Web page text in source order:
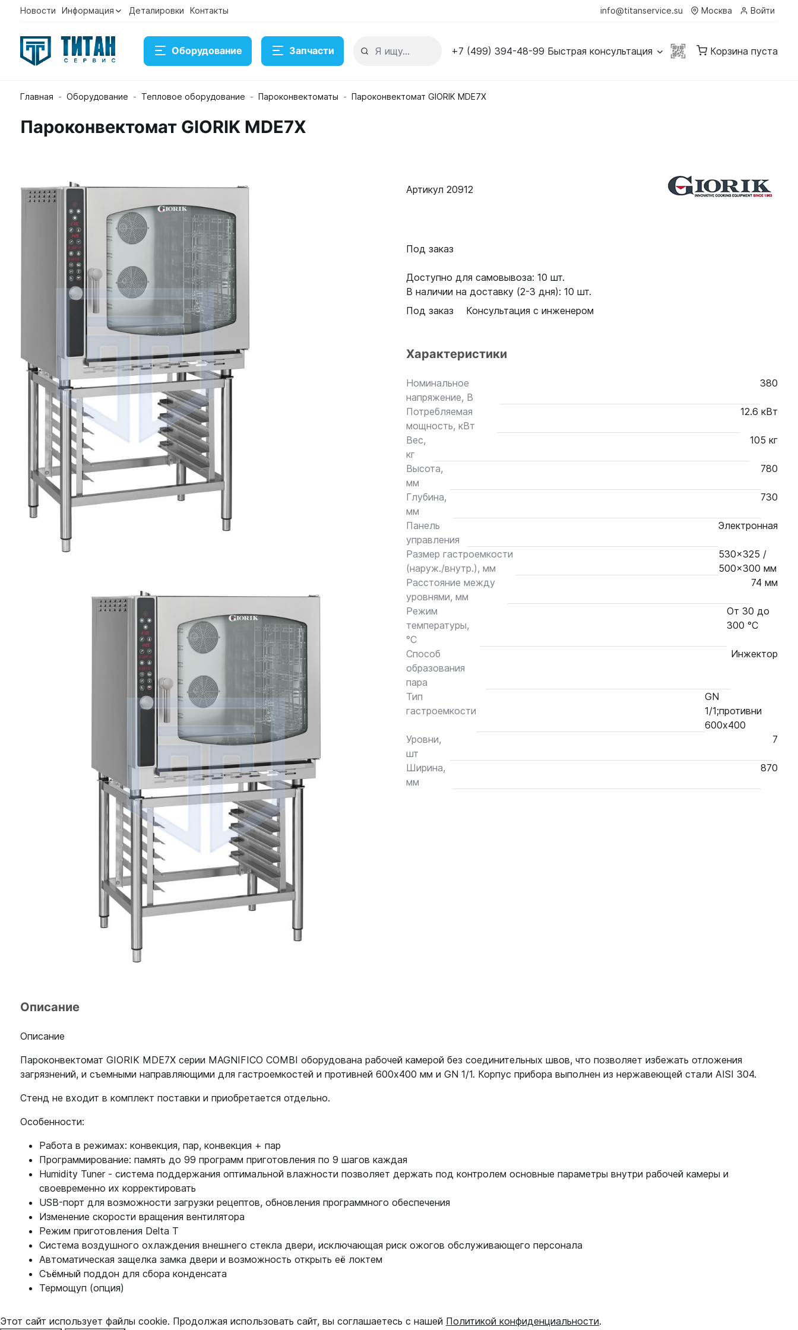
Новости Информация Деталировки Контакты info@titanservice.su Москва Войти
Оборудование Запчасти +7 (499) 394-48-99 Быстрая консультация Корзина пуста
Главная Оборудование Тепловое оборудование Пароконвектоматы Пароконвектомат GIORIK MDE7Х
Под заказ
Консультация
Пароконвектомат GIORIK MDE7Х
Артикул 20912
Под заказ
Доступно для самовывоза: 10 шт.
В наличии на доставку (2-3 дня): 10 шт.
Под заказ
Консультация с инженером
Характеристики
Номинальное
напряжение, В
380
Потребляемая
мощность, кВт
12.6 кВт
Вес,
кг
105 кг
Высота,
мм
780
Глубина,
мм
730
Панель
управления
Электронная
Размер гастроемкости
(наруж./внутр.), мм
530x325 /
500x300 мм
Расстояние между
уровнями, мм
74 мм
Режим
температуры,
°С
От 30 до
300 °С
Способ
образования
пара
Инжектор
Тип
гастроемкости
GN
1/1;противни
600х400
Уровни,
шт
7
Ширина,
мм
870
Описание
Описание
Пароконвектомат GIORIK MDE7Х серии MAGNIFICO COMBI оборудована рабочей камерой без соединительных швов, что позволяет избежать отложения
загрязнений, и съемными направляющими для гастроемкостей и противней 600х400 мм и GN 1/1. Корпус прибора выполнен из нержавеющей стали AISI 304.
Стенд не входит в комплект поставки и приобретается отдельно.
Особенности:
Работа в режимах: конвекция, пар, конвекция + пар
Программирование: память до 99 программ приготовления по 9 шагов каждая
Humidity Tuner - система поддержания оптимальной влажности позволяет держать под контролем основные параметры внутри рабочей камеры и
своевременно их корректировать
USB-порт для возможности загрузки рецептов, обновления программного обеспечения
Изменение скорости вращения вентилятора
Режим приготовления Delta T
Система воздушного охлаждения внешнего стекла двери, исключающая риск ожогов обслуживающего персонала
Автоматическая защелка замка двери и возможность открыть её локтем
Съёмный поддон для сбора конденсата
Термощуп (опция)
Этот сайт использует файлы cookie. Продолжая использовать сайт, вы соглашаетесь с нашей Политикой конфиденциальности.